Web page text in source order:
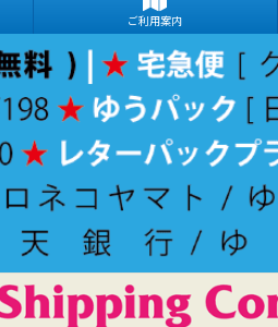
ご利用案内